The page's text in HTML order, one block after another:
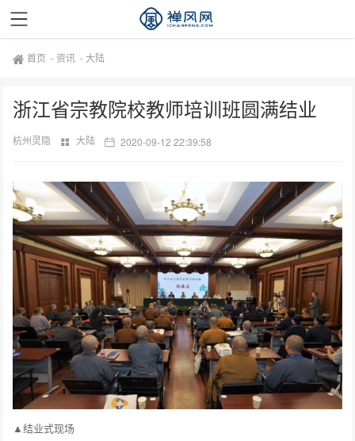
首页 - 资讯 -大陆
浙江省宗教院校教师培训班圆满结业
杭州灵隐 大陆 2020-09-12 22:39:58
▲结业式现场